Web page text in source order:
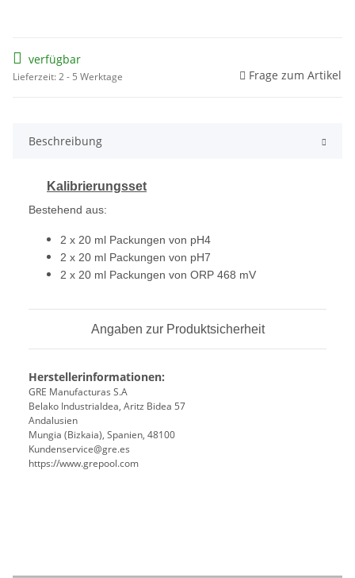
verfügbar
Lieferzeit: 2 - 5 Werktage Frage zum Artikel
Beschreibung
Kalibrierungsset
Bestehend aus:
2 x 20 ml Packungen von pH4
2 x 20 ml Packungen von pH7
2 x 20 ml Packungen von ORP 468 mV
Angaben zur Produktsicherheit
Herstellerinformationen:
GRE Manufacturas S.A
Belako Industrialdea, Aritz Bidea 57
Andalusien
Mungia (Bizkaia), Spanien, 48100
Kundenservice@gre.es
https://www.grepool.com